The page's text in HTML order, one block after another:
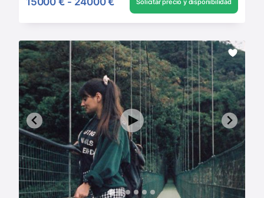
Solicitar precio y disponibilidad